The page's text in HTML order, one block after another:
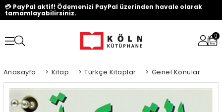
💳 PayPal aktif! Ödemenizi PayPal üzerinden havale olarak
tamamlayabilirsiniz.
0
Anasayfa > Kitap > Türkçe Kitaplar > Genel Konular